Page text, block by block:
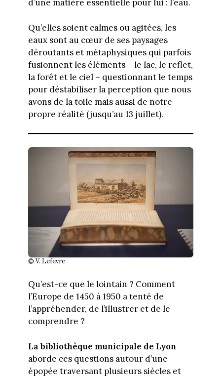
d’une matière essentielle pour lui : l’eau.
Qu’elles soient calmes ou agitées, les
eaux sont au cœur de ses paysages
déroutants et métaphysiques qui parfois
fusionnent les éléments – le lac, le reflet,
la forêt et le ciel – questionnant le temps
pour déstabiliser la perception que nous
avons de la toile mais aussi de notre
propre réalité (jusqu’au 13 juillet).
© V. Lefevre
Qu’est-ce que le lointain ? Comment
l’Europe de 1450 à 1950 a tenté de
l’appréhender, de l’illustrer et de le
comprendre ?
La bibliothèque municipale de Lyon
aborde ces questions autour d’une
épopée traversant plusieurs siècles et